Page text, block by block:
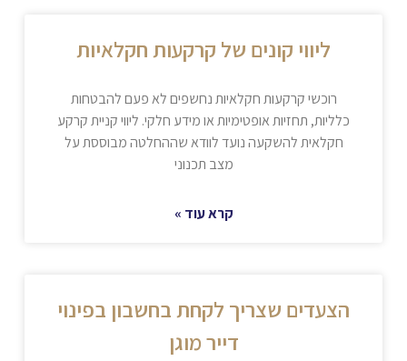
ליווי קונים של קרקעות חקלאיות
רוכשי קרקעות חקלאיות נחשפים לא פעם להבטחות
כלליות, תחזיות אופטימיות או מידע חלקי. ליווי קניית קרקע
חקלאית להשקעה נועד לוודא שההחלטה מבוססת על
מצב תכנוני
קרא עוד »
הצעדים שצריך לקחת בחשבון בפינוי
דייר מוגן